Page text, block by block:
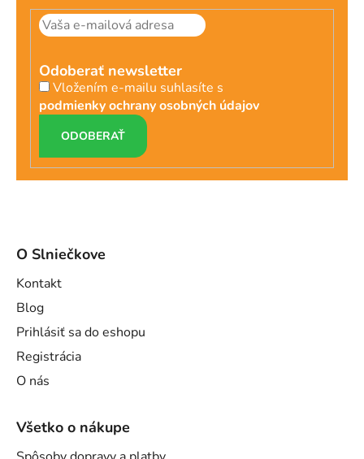
Odoberať newsletter
Vložením e-mailu suhlasíte s
podmienky ochrany osobných údajov
PRIHLÁSIŤ
SA
O Slniečkove
Kontakt
Blog
Prihlásiť sa do eshopu
Registrácia
O nás
Všetko o nákupe